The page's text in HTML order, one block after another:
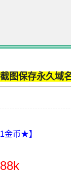
图保存永久域
金币★】